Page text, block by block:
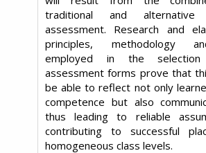
traditional and
assessment. Research and
principles, methodology
employed in the
assessment forms prove that
be able to reflect not only
competence but also
thus leading to reliable
contributing to successful
homogeneous class levels.